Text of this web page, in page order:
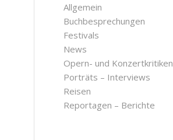
Allgemein
Buchbesprechungen
Festivals
News
Opern- und Konzertkritiken
Porträts – Interviews
Reisen
Reportagen – Berichte